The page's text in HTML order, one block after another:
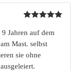
mit5 von
Jahren auf dem
Mast. selbst
sie ohne